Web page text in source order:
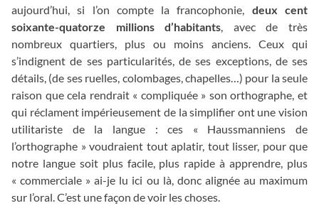
aujourd’hui, si l’on compte la francophonie, deux cent
soixante-quatorze millions d’habitants , avec de très
nombreux quartiers, plus ou moins anciens. Ceux qui
s’indignent de ses particularités, de ses exceptions, de ses
détails, (de ses ruelles, colombages, chapelles…) pour la seule
raison que cela rendrait « compliquée » son orthographe, et
qui réclament impérieusement de la simplifier ont une vision
utilitariste de la langue : ces « Haussmanniens de
l’orthographe » voudraient tout aplatir, tout lisser, pour que
notre langue soit plus facile, plus rapide à apprendre, plus
« commerciale » ai-je lu ici ou là, donc alignée au maximum
sur l’oral. C’est une façon de voir les choses.